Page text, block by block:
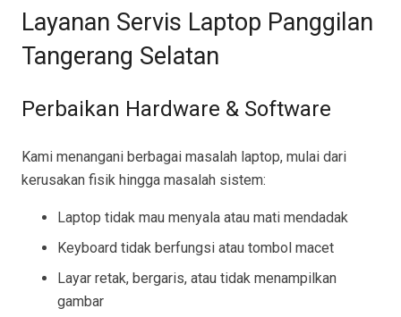
Layanan Servis Laptop Panggilan
Tangerang Selatan
Perbaikan Hardware & Software
Kami menangani berbagai masalah laptop, mulai dari
kerusakan fisik hingga masalah sistem:
Laptop tidak mau menyala atau mati mendadak
Keyboard tidak berfungsi atau tombol macet
Layar retak, bergaris, atau tidak menampilkan
gambar